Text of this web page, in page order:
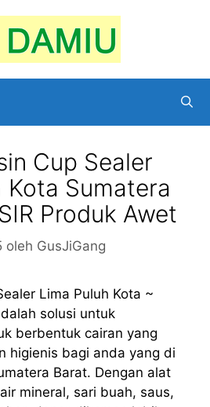
Cup Sealer
Kota Sumatera
Produk Awet
oleh GusJiGang
Lima Puluh Kota ~
solusi untuk
berbentuk cairan yang
higienis bagi anda yang di
Barat. Dengan alat
mineral, sari buah, saus,